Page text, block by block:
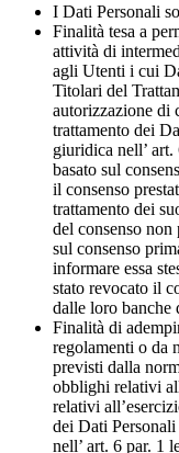
I Dati Personali
Finalità tesa a
attività di
agli Utenti i cui
Titolari del
autorizzazione di
trattamento dei
giuridica nell’
basato sul
il consenso
trattamento dei
del consenso non
sul consenso
informare essa
stato revocato il
dalle loro banche
Finalità di
regolamenti o da
previsti dalla
obblighi relativi
relativi
dei Dati
nell’ art. 6 par. 1